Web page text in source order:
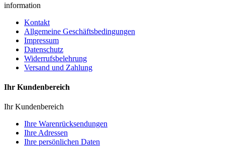
information
Kontakt
Allgemeine Geschäftsbedingungen
Impressum
Datenschutz
Widerrufsbelehrung
Versand und Zahlung
Ihr Kundenbereich
Ihr Kundenbereich
Ihre Warenrücksendungen
Ihre Adressen
Ihre persönlichen Daten